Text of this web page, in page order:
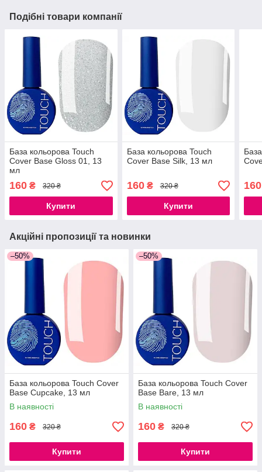
Подібні товари компанії
База кольорова Touch
Cover Base Gloss 01, 13
мл
160 ₴ 320 ₴
Купити
База кольорова Touch
Cover Base Silk, 13 мл
160₴ 320 ₴
Купити
160
Акційні пропозиції та новинки
–50%
База кольорова Touch Cover
Base Cupcake, 13 мл
В наявності
160 ₴ 320 ₴
Купити
–50%
База кольорова Touch Cover
Base Bare, 13 мл
В наявності
160 ₴ 320 ₴
Купити